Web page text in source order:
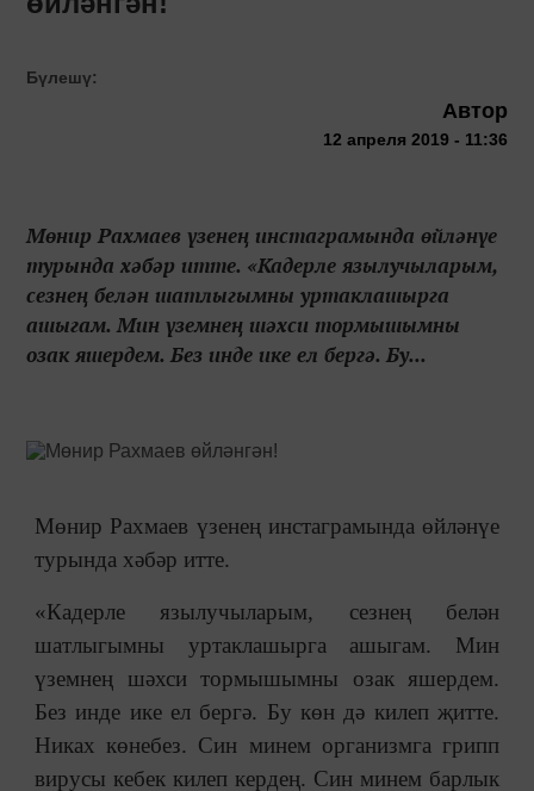
Бүлешү:
Автор
12 апреля 2019 - 11:36
Мөнир Рахмаев үзенең инстаграмында өйләнүе
турында хәбәр итте. «Кадерле язылучыларым,
сезнең белән шатлыгымны уртаклашырга
ашыгам. Мин үземнең шәхси тормышымны
озак яшердем. Без инде ике ел бергә. Бу...
Мөнир Рахмаев үзенең инстаграмында өйләнүе
турында хәбәр итте.
«Кадерле язылучыларым, сезнең белән
шатлыгымны уртаклашырга ашыгам. Мин
үземнең шәхси тормышымны озак яшердем.
Без инде ике ел бергә. Бу көн дә килеп җитте.
Никах көнебез. Син минем организмга грипп
вирусы кебек килеп кердең. Син минем барлык